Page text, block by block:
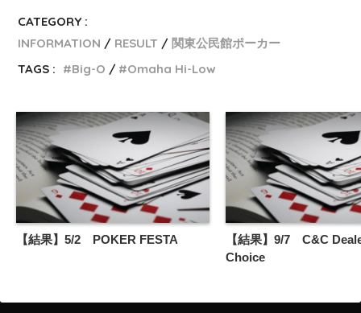
CATEGORY :
INFORMATION
RESULT
関東公民館ポーカー
TAGS :
Big-O Omaha Hi-Low
【結果】5/2 POKER FESTA
【結果】9/7 C&C
Choice